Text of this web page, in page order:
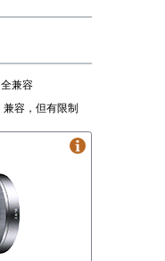
全兼容
兼容，但有限制